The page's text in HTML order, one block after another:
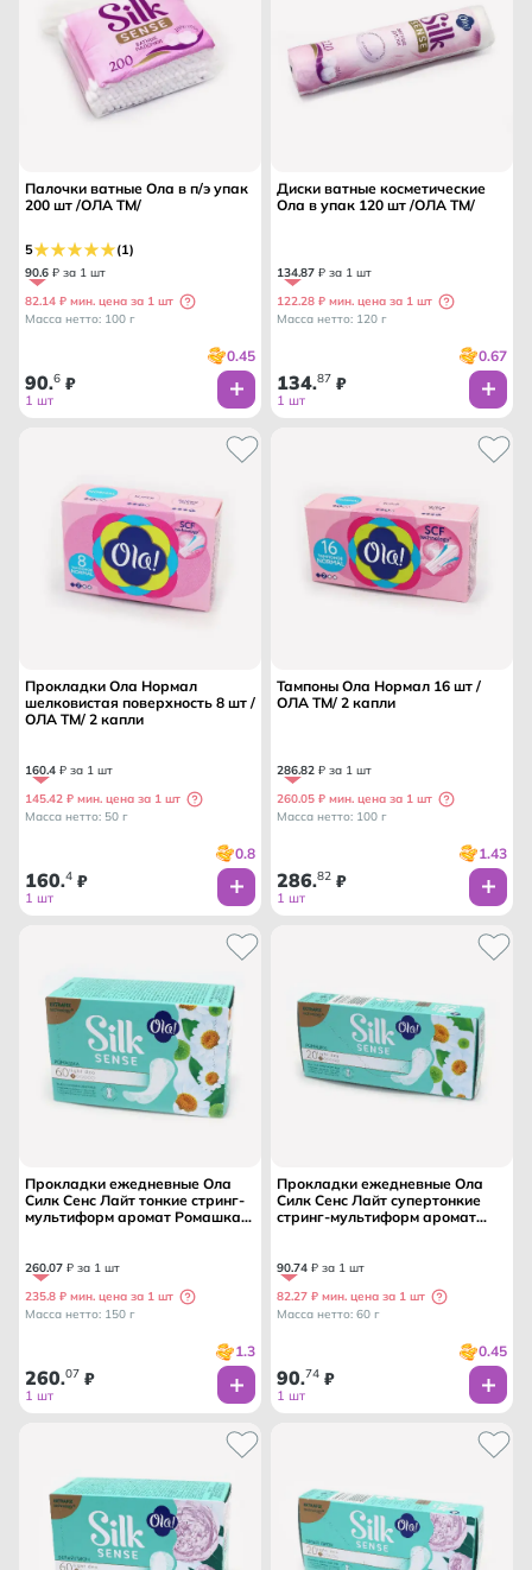
Палочки ватные Ола в п/э упак
200 шт /ОЛА ТМ/
5 (1)
90.6 ₽ за 1 шт
82.14 ₽ мин. цена за 1 шт
Масса нетто: 100 г
0.45
90.6 ₽
1 шт
Диски ватные косметические
Ола в упак 120 шт /ОЛА ТМ/
134.87 ₽ за 1 шт
122.28 ₽ мин. цена за 1 шт
Масса нетто: 120 г
0.67
134.87 ₽
1 шт
Прокладки Ола Нормал
шелковистая поверхность 8 шт /
ОЛА ТМ/ 2 капли
160.4 ₽ за 1 шт
145.42 ₽ мин. цена за 1 шт
Масса нетто: 50 г
0.8
160.4 ₽
1 шт
Тампоны Ола Нормал 16 шт /
ОЛА ТМ/ 2 капли
286.82 ₽ за 1 шт
260.05 ₽ мин. цена за 1 шт
Масса нетто: 100 г
1.43
286.82 ₽
1 шт
Прокладки ежедневные Ола
Силк Сенс Лайт тонкие стринг-
мультиформ аромат Ромашка
260.07 ₽ за 1 шт
235.8 ₽ мин. цена за 1 шт
Масса нетто: 150 г
1.3
260.07 ₽
1 шт
Прокладки ежедневные Ола
Силк Сенс Лайт супертонкие
стринг-мультиформ аромат
90.74 ₽ за 1 шт
82.27 ₽ мин. цена за 1 шт
Масса нетто: 60 г
0.45
90.74 ₽
1 шт